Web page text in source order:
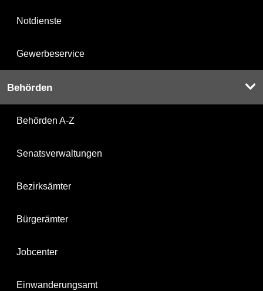
Notdienste
Gewerbeservice
Behörden
Behörden A-Z
Senatsverwaltungen
Bezirksämter
Bürgerämter
Jobcenter
Einwanderungsamt